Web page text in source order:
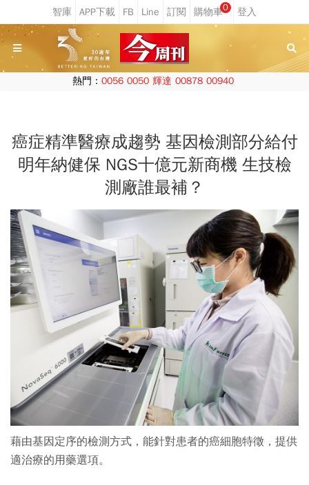
0
熱門： 0056 0050 輝達 00878 00940
癌症精準醫療成趨勢 基因檢測部分給付
明年納健保 NGS十億元新商機 生技檢
測廠誰最補？
藉由基因定序的檢測方式，能針對患者的癌細胞特徵，提供
適治療的用藥選項。